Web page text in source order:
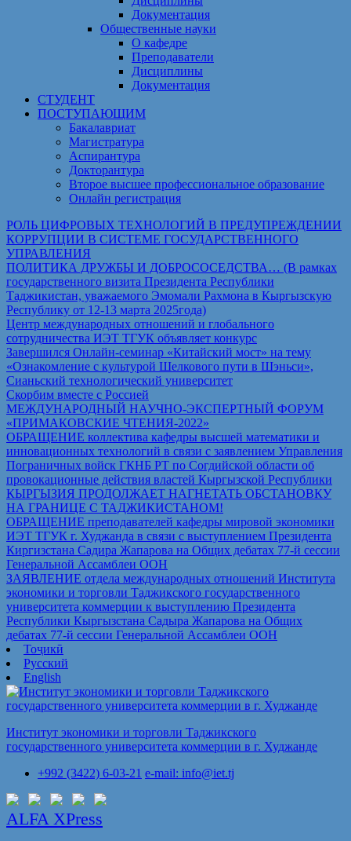
Документация
Общественные науки
О кафедре
Преподаватели
Дисциплины
Документация
СТУДЕНТ
ПОСТУПАЮЩИМ
Бакалавриат
Магистратура
Аспирантура
Докторантура
Второе высшее профессиональное образование
Онлайн регистрация
РОЛЬ ЦИФРОВЫХ ТЕХНОЛОГИЙ В ПРЕДУПРЕЖДЕНИИ
КОРРУПЦИИ В СИСТЕМЕ ГОСУДАРСТВЕННОГО
УПРАВЛЕНИЯ
ПОЛИТИКА ДРУЖБЫ И ДОБРОСОСЕДСТВА… (В рамках
государственного визита Президента Республики
Таджикистан, уважаемого Эмомали Рахмона в Кыргызскую
Республику от 12-13 марта 2025года)
Центр международных отношений и глобального
сотрудничества ИЭТ ТГУК объявляет конкурс
Завершился Онлайн-семинар «Китайский мост» на тему
«Ознакомление с культурой Шелкового пути в Шэньси»,
Сианьский технологический университет
Скорбим вместе с Россией
МЕЖДУНАРОДНЫЙ НАУЧНО-ЭКСПЕРТНЫЙ ФОРУМ
«ПРИМАКОВСКИЕ ЧТЕНИЯ-2022»
ОБРАЩЕНИЕ коллектива кафедры высшей математики и
инновационных технологий в связи с заявлением Управления
Пограничных войск ГКНБ РТ по Согдийской области об
провокационные действия властей Кыргызской Республики
КЫРГЫЗИЯ ПРОДОЛЖАЕТ НАГНЕТАТЬ ОБСТАНОВКУ
НА ГРАНИЦЕ С ТАДЖИКИСТАНОМ!
ОБРАЩЕНИЕ преподавателей кафедры мировой экономики
ИЭТ ТГУК г. Худжанда в связи с выступлением Президента
Киргизстана Садира Жапарова на Общих дебатах 77-й сессии
Генеральной Ассамблеи ООН
ЗАЯВЛЕНИЕ отдела международных отношений Института
экономики и торговли Таджикского государственного
университета коммерции к выступлению Президента
Республики Кыргызстана Садыра Жапарова на Общих
дебатах 77-й сессии Генеральной Ассамблеи ООН
Тоҷикӣ
Русский
English
Институт экономики и торговли Таджикского
государственного университета коммерции в г. Худжанде
+992 (3422) 6-03-21 e-mail: info@iet.tj
ALFA XPress